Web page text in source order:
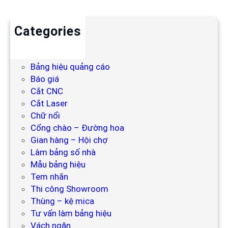
Categories
Bảng hiệu quảng cáo
Báo giá
Cắt CNC
Cắt Laser
Chữ nổi
Cổng chào – Đường hoa
Gian hàng – Hội chợ
Làm bảng số nhà
Mẫu bảng hiệu
Tem nhãn
Thi công Showroom
Thùng – kệ mica
Tư vấn làm bảng hiệu
Vách ngăn